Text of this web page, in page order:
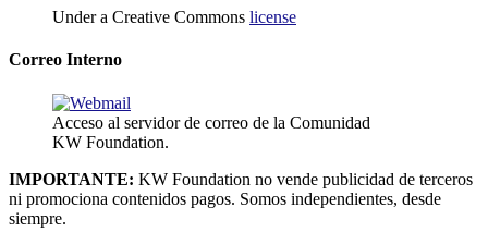
Under a Creative Commons license
Correo Interno
Acceso al servidor de correo de la Comunidad
KW Foundation.
IMPORTANTE: KW Foundation no vende publicidad de terceros
ni promociona contenidos pagos. Somos independientes, desde
siempre.